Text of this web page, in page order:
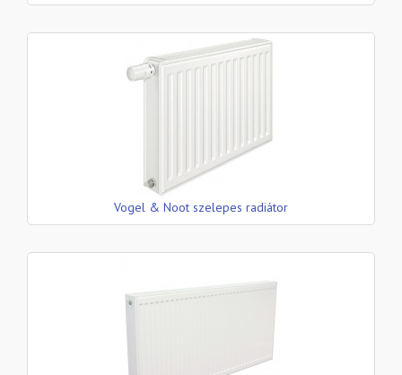
Vogel & Noot szelepes radiátor